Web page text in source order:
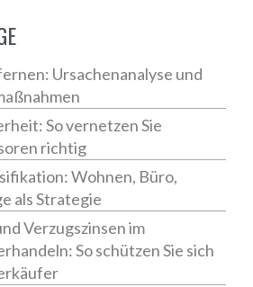
Ursachenanalyse und
So vernetzen Sie
richtig
Wohnen, Büro,
als Strategie
Verzugszinsen im
So schützen Sie sich